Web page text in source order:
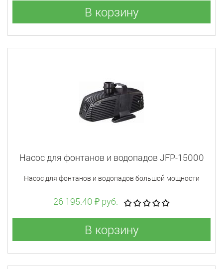
В корзину
Насос для фонтанов и водопадов JFP-15000
Насос для фонтанов и водопадов большой мощности
26 195.40 ₽ руб.
В корзину